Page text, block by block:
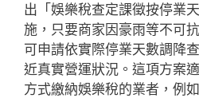
出「娛樂稅查定課徵按停業
施，只要商家因豪雨等不可
可申請依實際停業天數調降
近真實營運狀況。這項方案
方式繳納娛樂稅的業者，例